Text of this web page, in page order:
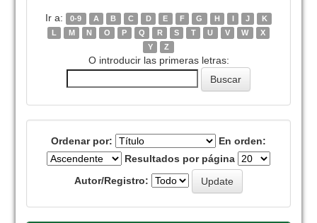
Ir a: 0-9 A B C D E F G H I J
K
L
M N O P Q R S T U V W
X
Y
Z
O introducir las primeras letras:
Ordenar por:
En orden:
Resultados por página
Autor/Registro: